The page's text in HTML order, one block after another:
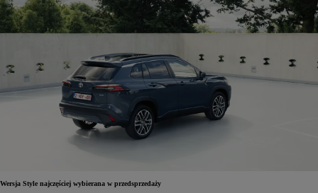
Wersja Style najczęściej wybierana w przedsprzedaży